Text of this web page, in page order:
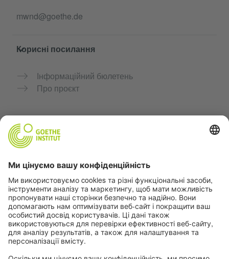
mwnd@goethe.de
Корисні посилання
Інформаційний бюлетень
Про проєкт
Додаткові вебсайти
Community “Deutsch für dich”
Практикуйте німецьку безкоштовно
Курси німецької мови Goethe-Institut
Портал для вчителів «Deutschstunde»
Конфіденційність і доступність